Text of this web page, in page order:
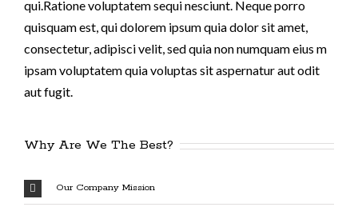
qui.Ratione voluptatem sequi nesciunt. Neque porro
quisquam est, qui dolorem ipsum quia dolor sit amet,
consectetur, adipisci velit, sed quia non numquam eius m
ipsam voluptatem quia voluptas sit aspernatur aut odit
aut fugit.
Why Are We The Best?
Our Company Mission